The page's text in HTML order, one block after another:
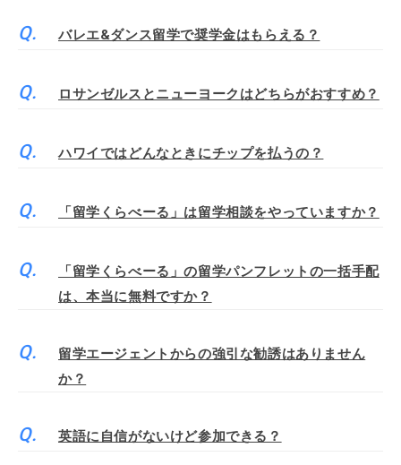
バレエ&ダンス留学で奨学金はもらえる？
ロサンゼルスとニューヨークはどちらがおすすめ？
ハワイではどんなときにチップを払うの？
「留学くらべーる」は留学相談をやっていますか？
「留学くらべーる」の留学パンフレットの一括手配
は、本当に無料ですか？
留学エージェントからの強引な勧誘はありません
か？
英語に自信がないけど参加できる？